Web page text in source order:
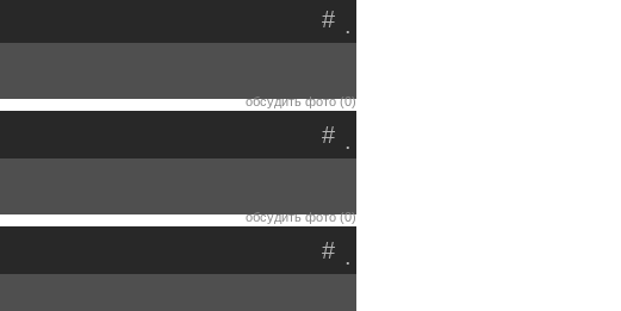
.
#
обсудить фото (0)
.
#
обсудить фото (0)
.
#